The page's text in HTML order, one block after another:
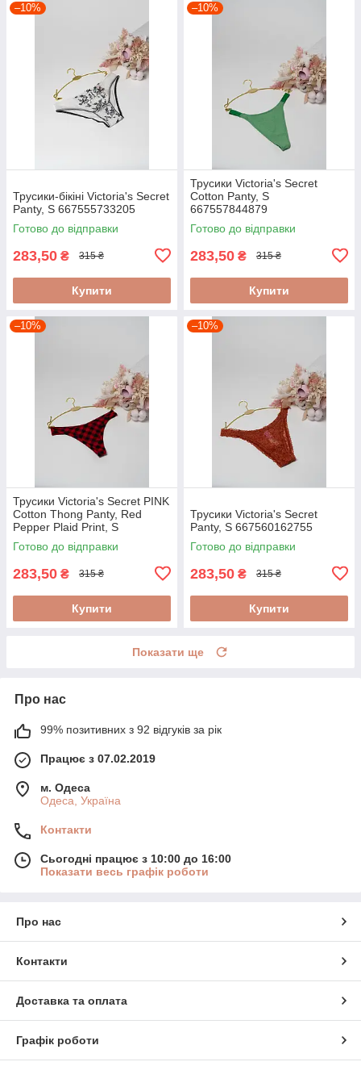
–10%
Трусики-бікіні Victoria's Secret
Panty, S 667555733205
Готово до відправки
283,50 ₴ 315 ₴
Купити
–10%
Трусики Victoria's Secret
Cotton Panty, S
667557844879
Готово до відправки
283,50 ₴ 315 ₴
Купити
–10%
Трусики Victoria's Secret PINK
Cotton Thong Panty, Red
Pepper Plaid Print, S
667559051893
Готово до відправки
283,50 ₴ 315 ₴
Купити
–10%
Трусики Victoria's Secret
Panty, S 667560162755
Готово до відправки
283,50 ₴ 315 ₴
Купити
Показати ще
Про нас
99% позитивних з 92 відгуків за рік
Працює з 07.02.2019
м. Одеса
Одеса, Україна
Контакти
Сьогодні працює з 10:00 до 16:00
Показати весь графік роботи
Про нас
Контакти
Доставка та оплата
Графік роботи